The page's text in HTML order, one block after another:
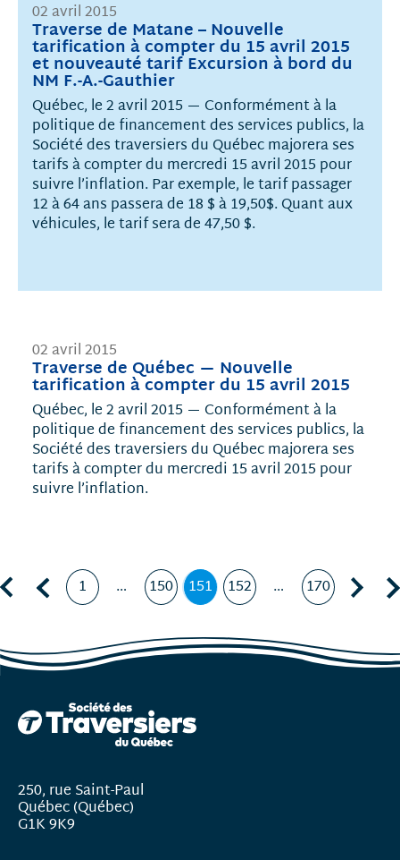
Traverse de Matane – Nouvelle
tarification à compter du 15 avril 2015
et nouveauté tarif Excursion à bord du
NM F.-A.-Gauthier
02 avril 2015
Québec, le 2 avril 2015 — Conformément à la
politique de financement des services publics, la
Société des traversiers du Québec majorera ses
tarifs à compter du mercredi 15 avril 2015 pour
suivre l’inflation. Par exemple, le tarif passager
12 à 64 ans passera de 18 $ à 19,50$. Quant aux
véhicules, le tarif sera de 47,50 $.
Traverse de Québec — Nouvelle
tarification à compter du 15 avril 2015
02 avril 2015
Québec, le 2 avril 2015 — Conformément à la
politique de financement des services publics, la
Société des traversiers du Québec majorera ses
tarifs à compter du mercredi 15 avril 2015 pour
suivre l’inflation.
Première page Page précédente, page Page
1 … Page
150 Page
151
,
page
Page
152 … Page
170 Page suivante, page 152
250, rue Saint-Paul
Québec (Québec)
G1K 9K9